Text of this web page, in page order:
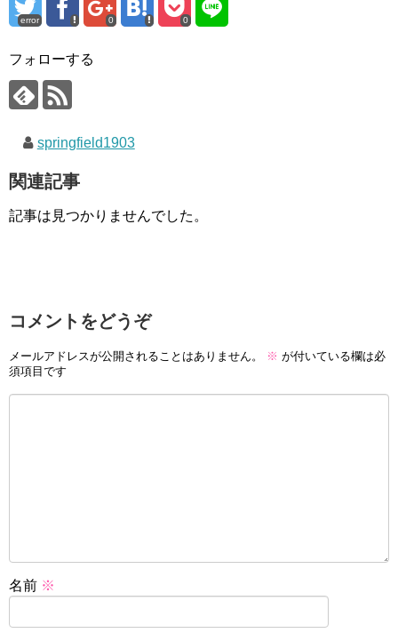
error 0 0
フォローする
springfield1903
関連記事
記事は見つかりませんでした。
コメントをどうぞ
メールアドレスが公開されることはありません。 ※ が付いている欄は必
須項目です
名前 ※